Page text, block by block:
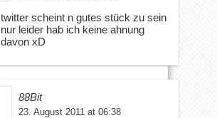
twitter scheint n gutes stück zu sein
nur leider hab ich keine ahnung
davon xD
88Bit
23. August 2011 at 06:38